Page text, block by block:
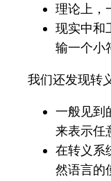
理论上，
现实中和
输一个小
我们还发现转
一般见到
来表示任
在转义系
然语言的